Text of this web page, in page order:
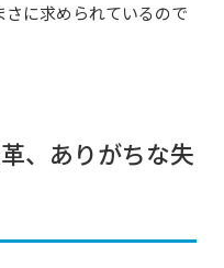
さに求められているので
、ありがちな失